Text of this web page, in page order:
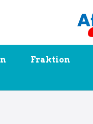
Fraktion